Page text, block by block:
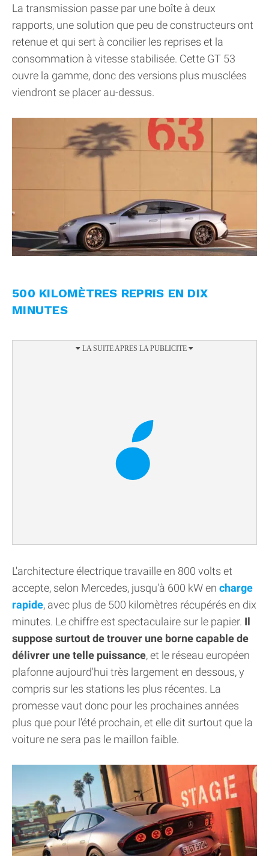
La transmission passe par une boîte à deux
rapports, une solution que peu de constructeurs ont
retenue et qui sert à concilier les reprises et la
consommation à vitesse stabilisée. Cette GT 53
ouvre la gamme, donc des versions plus musclées
viendront se placer au-dessus.
500 KILOMÈTRES REPRIS EN DIX
MINUTES
L'architecture électrique travaille en 800 volts et
accepte, selon Mercedes, jusqu'à 600 kW en charge
rapide, avec plus de 500 kilomètres récupérés en dix
minutes. Le chiffre est spectaculaire sur le papier. Il
suppose surtout de trouver une borne capable de
délivrer une telle puissance, et le réseau européen
plafonne aujourd'hui très largement en dessous, y
compris sur les stations les plus récentes. La
promesse vaut donc pour les prochaines années
plus que pour l'été prochain, et elle dit surtout que la
voiture ne sera pas le maillon faible.